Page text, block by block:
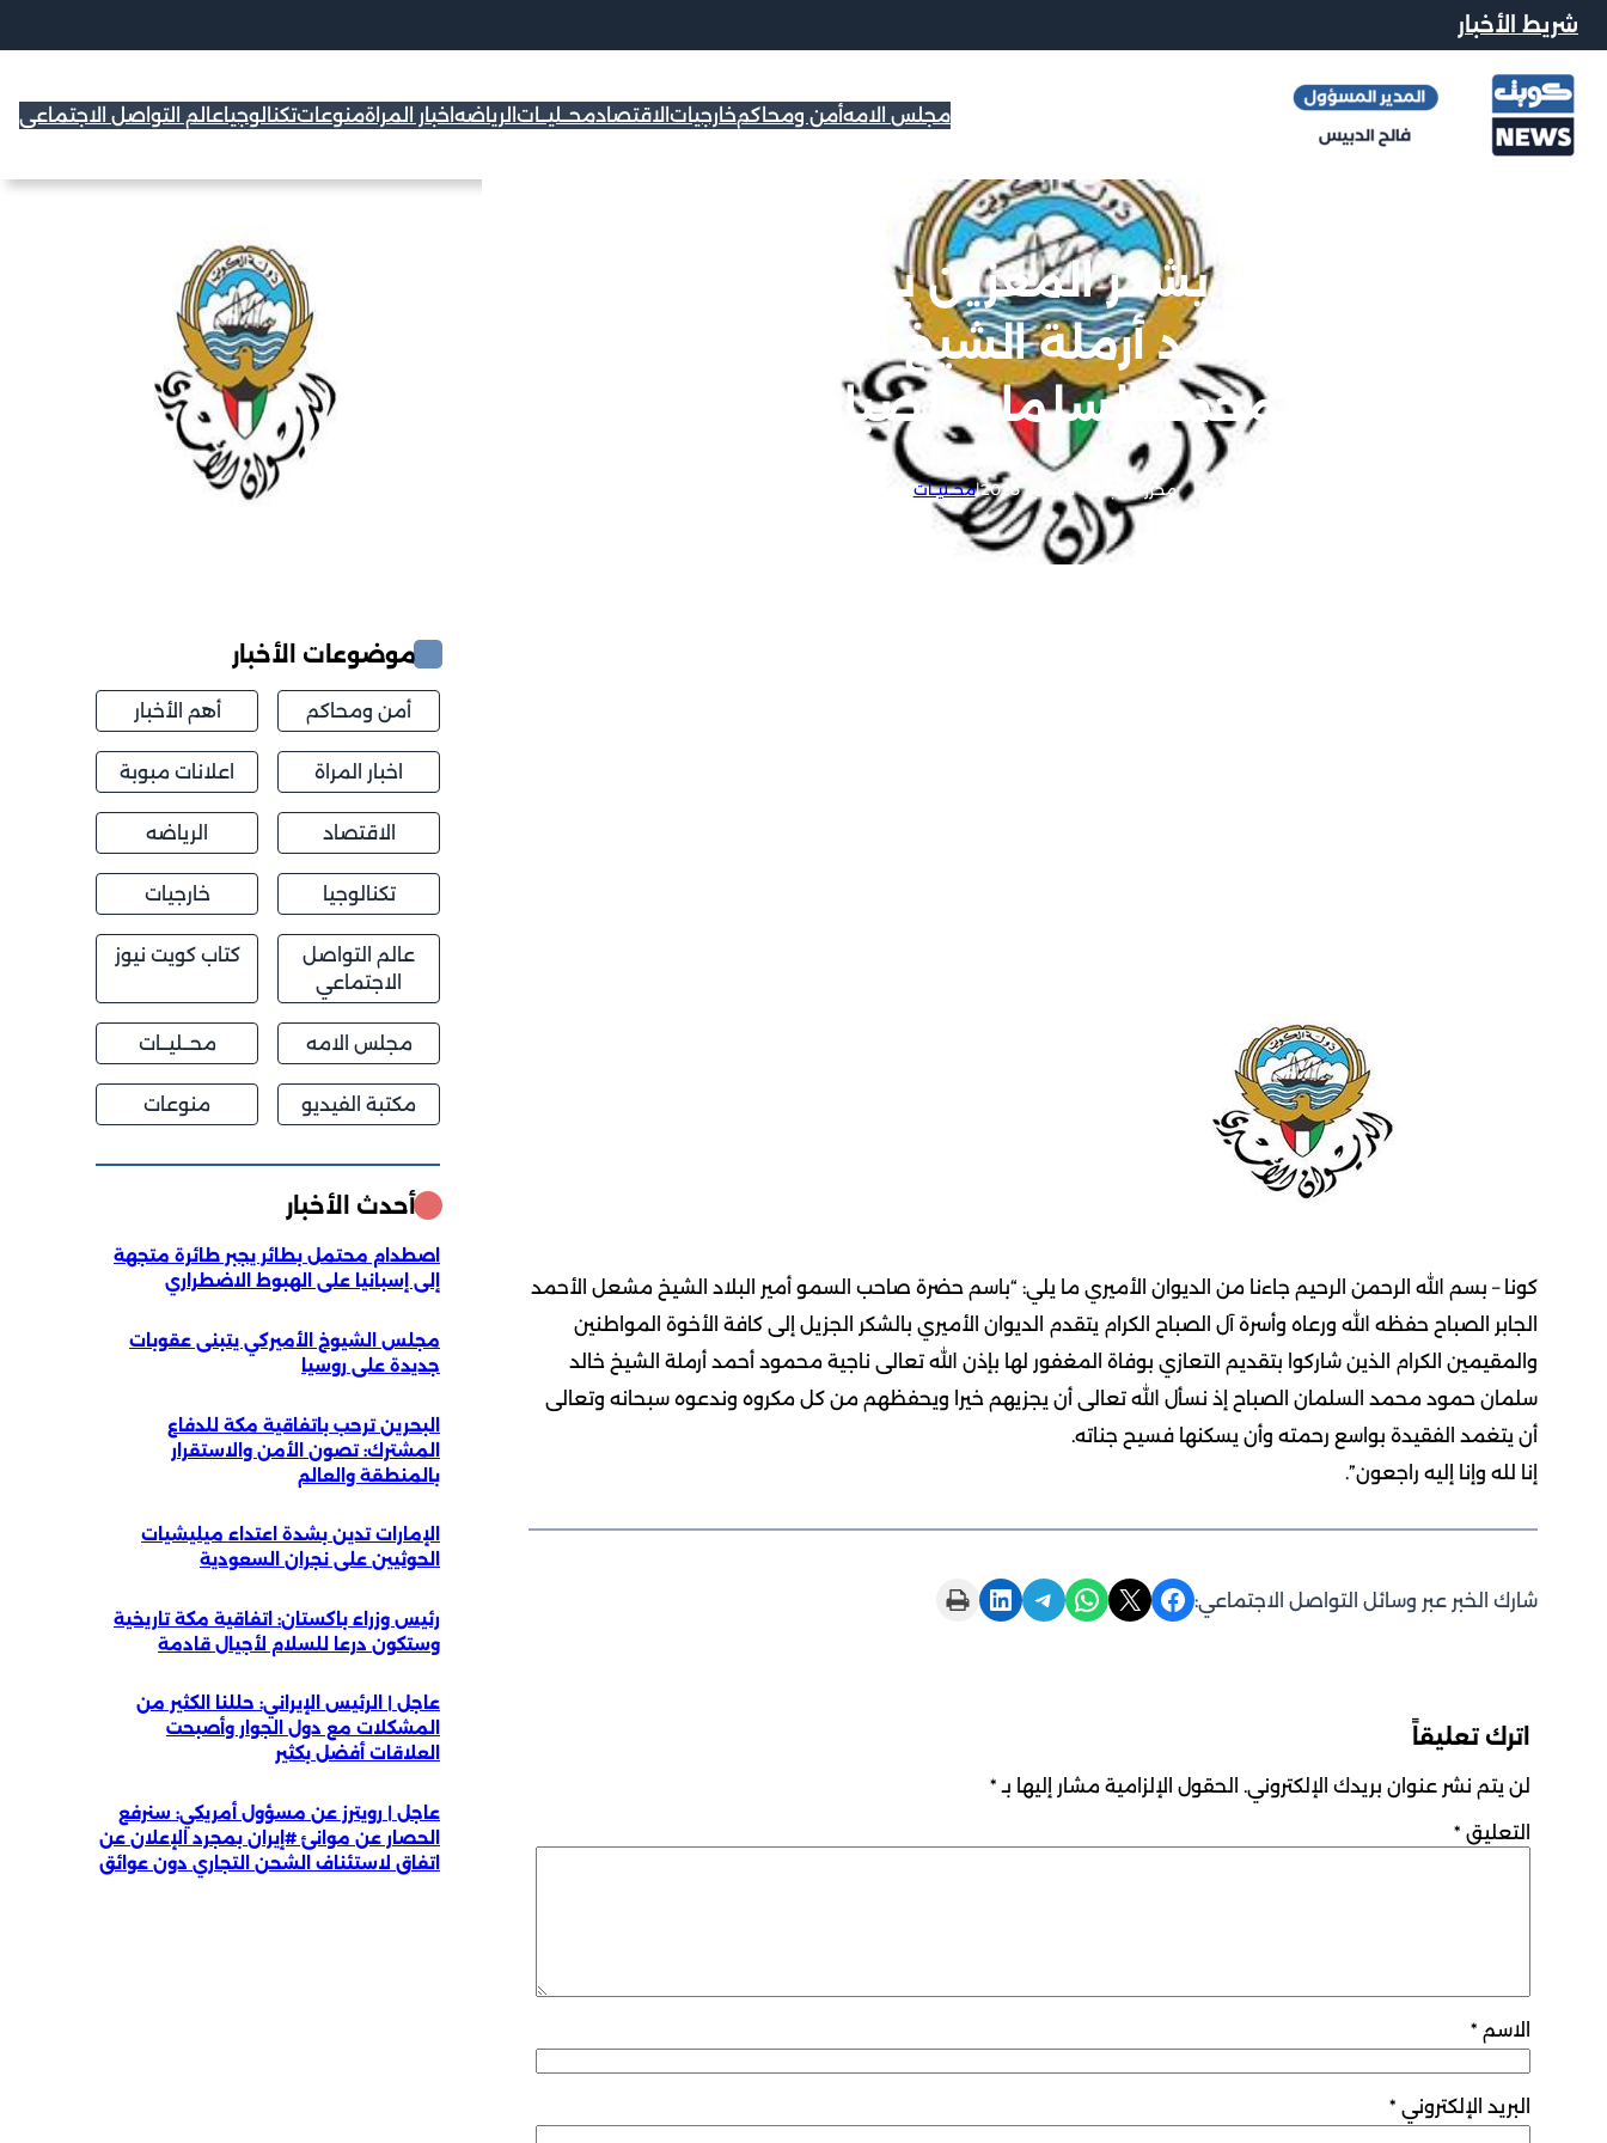
شريط الأخبار
مجلس الامهأمن ومحاكمخارجيات الاقتصادمحــليــات الرياضه اخبار المراةمنوعاتتكنالوجياعالم التواصل الاجتماعي
الديوان الأميري يشكر المعزين بوفاة المغفور لها
بإذن الله ناجية أحمد أرملة الشيخ خالد سلمان حمود
محمد السلمان الصباح
محرر الاخبار 15 نوفمبر, 2025 |محــليــات
كونا – بسم الله الرحمن الرحيم جاءنا من الديوان الأميري ما يلي: “باسم حضرة صاحب السمو أمير البلاد الشيخ مشعل الأحمد
الجابر الصباح حفظه الله ورعاه وأسرة آل الصباح الكرام يتقدم الديوان الأميري بالشكر الجزيل إلى كافة الأخوة المواطنين
والمقيمين الكرام الذين شاركوا بتقديم التعازي بوفاة المغفور لها بإذن الله تعالى ناجية محمود أحمد أرملة الشيخ خالد
سلمان حمود محمد السلمان الصباح إذ نسأل الله تعالى أن يجزيهم خيرا ويحفظهم من كل مكروه وندعوه سبحانه وتعالى
أن يتغمد الفقيدة بواسع رحمته وأن يسكنها فسيح جناته.
إنا لله وإنا إليه راجعون”.
شارك الخبر عبر وسائل التواصل الاجتماعي: Share on Facebook
Share on X
Share on WhatsApp
Share on Telegram
Share on LinkedIn
Print this Page
اترك تعليقاً
لن يتم نشر عنوان بريدك الإلكتروني. الحقول الإلزامية مشار إليها بـ *
التعليق *
الاسم *
البريد الإلكتروني *
موضوعات الأخبار
أمن ومحاكم أهم الأخبار
اخبار المراة اعلانات مبوبة
الاقتصاد الرياضه
تكنالوجيا خارجيات
عالم التواصل
الاجتماعي
كتاب كويت نيوز
مجلس الامه محــليــات
مكتبة الفيديو منوعات
أحدث الأخبار
اصطدام محتمل بطائر يجبر طائرة متجهة
إلى إسبانيا على الهبوط الاضطراري
مجلس الشيوخ الأميركي يتبنى عقوبات
جديدة على روسيا
البحرين ترحب باتفاقية مكة للدفاع
المشترك: تصون الأمن والاستقرار
بالمنطقة والعالم
الإمارات تدين بشدة اعتداء ميليشيات
الحوثيين على نجران السعودية
رئيس وزراء باكستان: اتفاقية مكة تاريخية
وستكون درعا للسلام لأجيال قادمة
عاجل | الرئيس الإيراني: حللنا الكثير من
المشكلات مع دول الجوار وأصبحت
العلاقات أفضل بكثير
عاجل | رويترز عن مسؤول أمريكي: سنرفع
الحصار عن موانئ #إيران بمجرد الإعلان عن
اتفاق لاستئناف الشحن التجاري دون عوائق